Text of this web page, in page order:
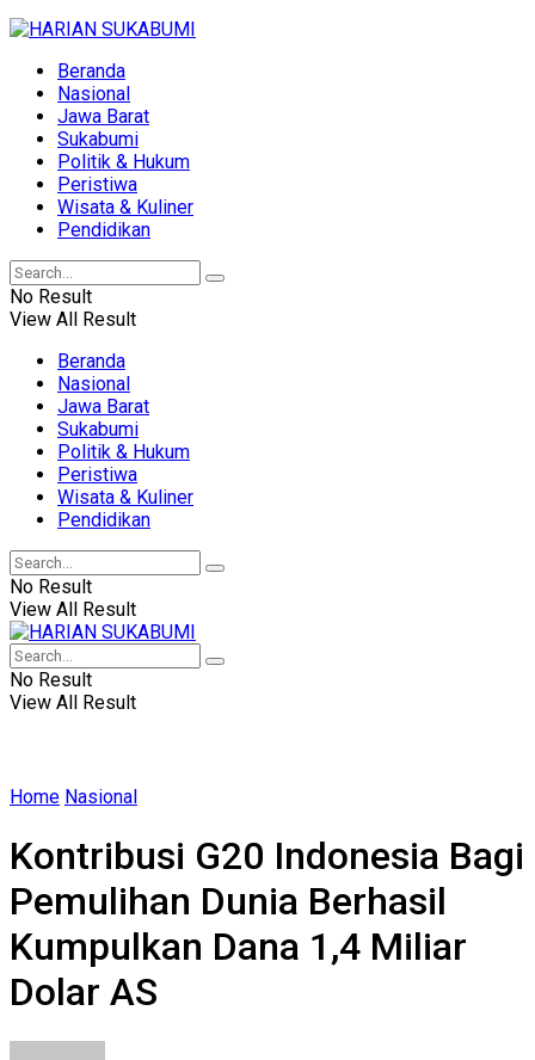
Beranda
Nasional
Jawa Barat
Sukabumi
Politik & Hukum
Peristiwa
Wisata & Kuliner
Pendidikan
No Result
View All Result
Beranda
Nasional
Jawa Barat
Sukabumi
Politik & Hukum
Peristiwa
Wisata & Kuliner
Pendidikan
No Result
View All Result
No Result
View All Result
Home Nasional
Kontribusi G20 Indonesia Bagi
Pemulihan Dunia Berhasil
Kumpulkan Dana 1,4 Miliar
Dolar AS